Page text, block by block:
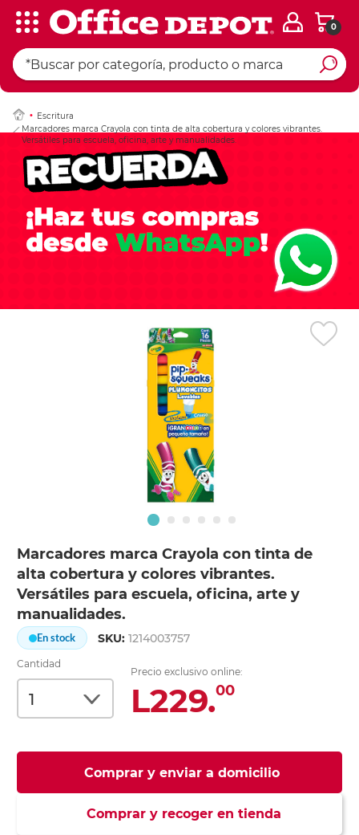
0
Escritura
Marcadores marca Crayola con tinta de alta cobertura y colores vibrantes.
Versátiles para escuela, oficina, arte y manualidades.
Marcadores marca Crayola con tinta de
alta cobertura y colores vibrantes.
Versátiles para escuela, oficina, arte y
manualidades.
En stock SKU:1214003757
Cantidad
Precio exclusivo online:
L229.00
Comprar y enviar a domicilio
Comprar y recoger en tienda
Ingresar Codigo